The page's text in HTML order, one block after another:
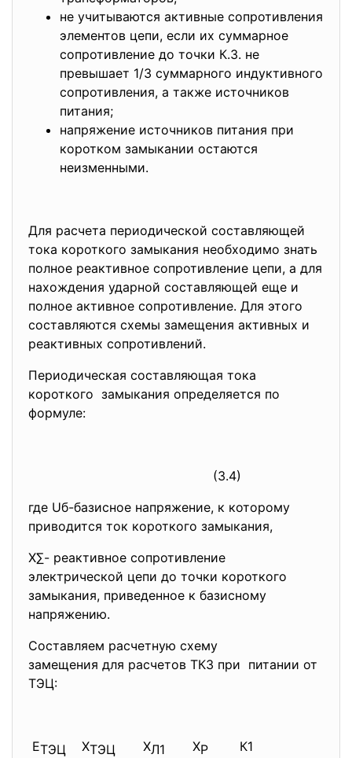
не учитываются активные сопротивления
элементов цепи, если их суммарное
сопротивление до точки К.З. не
превышает 1/3 суммарного индуктивного
сопротивления, а также источников
питания;
напряжение источников питания при
коротком замыкании остаются
неизменными.
Для расчета периодической составляющей
тока короткого замыкания необходимо знать
полное реактивное сопротивление цепи, а для
нахождения ударной составляющей еще и
полное активное сопротивление. Для этого
составляются схемы замещения активных и
реактивных сопротивлений.
Периодическая составляющая тока
короткого замыкания определяется по
формуле:
(3.4)
где Uб-базисное напряжение, к которому
приводится ток короткого замыкания,
Х∑- реактивное сопротивление
электрической цепи до точки короткого
замыкания, приведенное к базисному
напряжению.
Составляем расчетную схему
замещения для расчетов ТКЗ при питании от
ТЭЦ:
ЕТЭЦ ХТЭЦ ХЛ1 ХР К1